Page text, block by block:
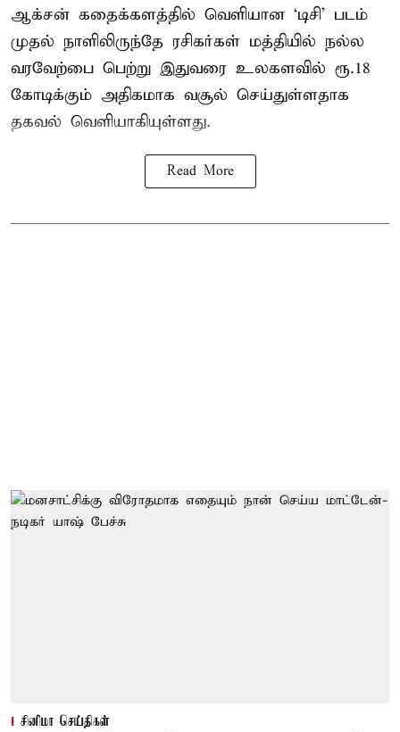
ஆக்சன் கதைக்களத்தில் வெளியான ‘டிசி’ படம்
முதல் நாளிலிருந்தே ரசிகர்கள் மத்தியில் நல்ல
வரவேற்பை பெற்று இதுவரை உலகளவில் ரூ.18
கோடிக்கும் அதிகமாக வசூல் செய்துள்ளதாக
தகவல் வெளியாகியுள்ளது.
Read More
சினிமா செய்திகள்